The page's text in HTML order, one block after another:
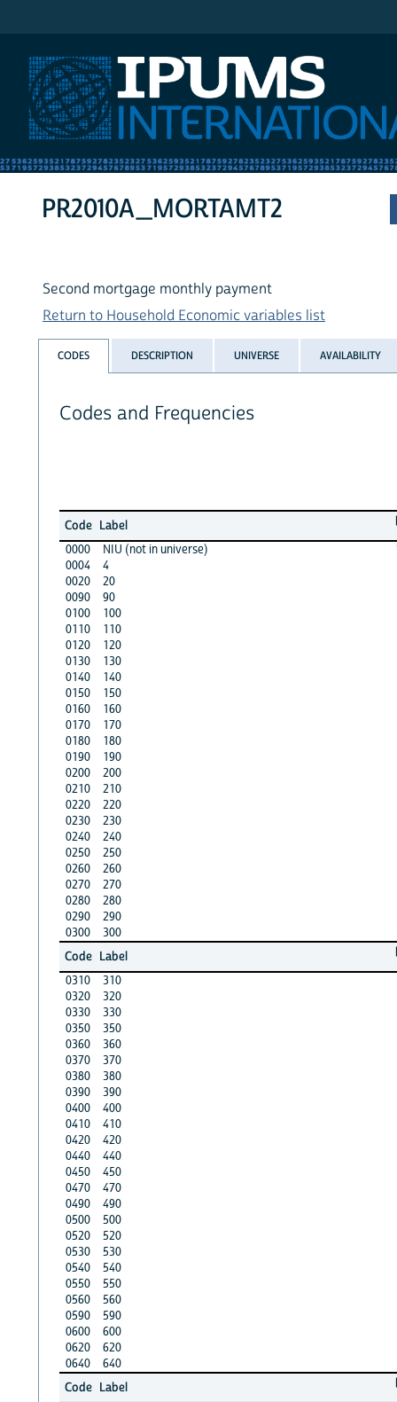
PR2010A_MORTAMT2
Second mortgage monthly payment
Return to Household Economic variables list
CODES DESCRIPTION UNIVERSE AVAILABILITY
Codes and Frequencies
Code Label
0000
NIU (not in universe)
0004
4
0020
20
0090
90
0100
100
0110
110
0120
120
0130
130
0140
140
0150
150
0160
160
0170
170
0180
180
0190
190
0200
200
0210
210
0220
220
0230
230
0240
240
0250
250
0260
260
0270
270
0280
280
0290
290
0300
300
Code Label
0310
310
0320
320
0330
330
0350
350
0360
360
0370
370
0380
380
0390
390
0400
400
0410
410
0420
420
0440
440
0450
450
0470
470
0490
490
0500
500
0520
520
0530
530
0540
540
0550
550
0560
560
0590
590
0600
600
0620
620
0640
640
Code Label